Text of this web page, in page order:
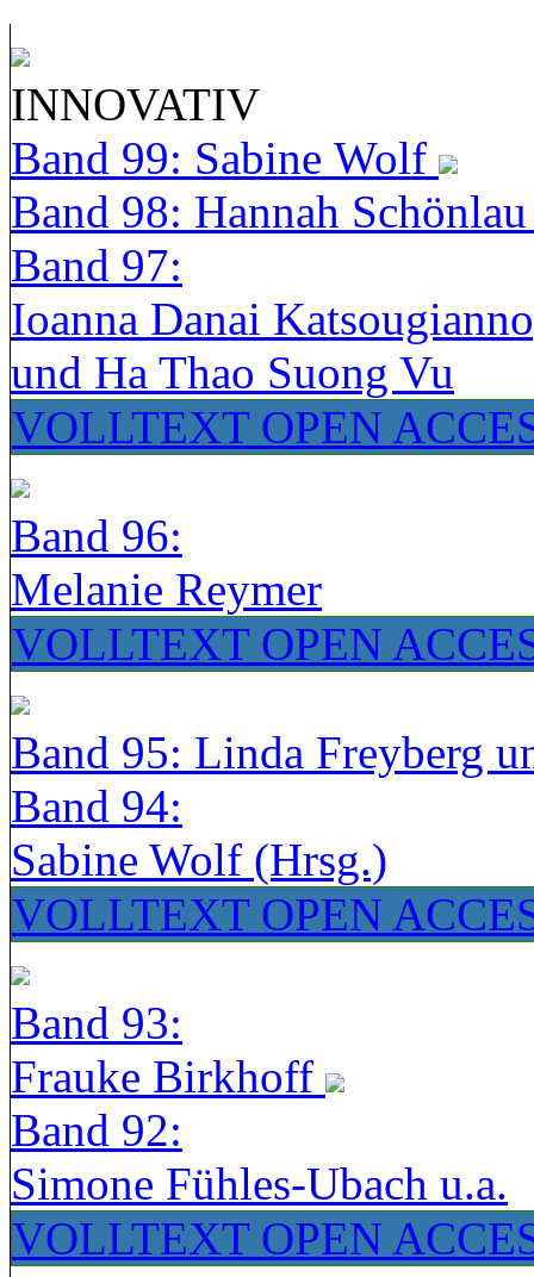
INNOVATIV
Band 99: Sabine Wolf
Band 98: Hannah
Band 97:
Ioanna Danai
und Ha Thao Suong Vu
VOLLTEXT OPEN
Band 96:
Melanie Reymer
VOLLTEXT OPEN
Band 95: Linda Freyberg
Band 94:
Sabine Wolf (Hrsg.)
VOLLTEXT OPEN
Band 93:
Frauke Birkhoff
Band 92:
Simone Fühles-Ubach u.a.
VOLLTEXT OPEN